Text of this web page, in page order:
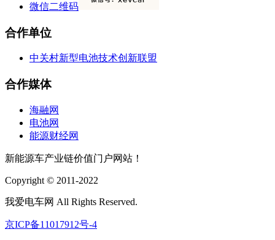
微信二维码
合作单位
中关村新型电池技术创新联盟
合作媒体
海融网
电池网
能源财经网
新能源车产业链价值门户网站！
Copyright © 2011-2022
我爱电车网 All Rights Reserved.
京ICP备11017912号-4